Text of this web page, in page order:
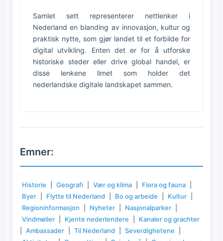
Samlet sett representerer nettlenker i
Nederland en blanding av innovasjon, kultur og
praktisk nytte, som gjør landet til et forbilde for
digital utvikling. Enten det er for å utforske
historiske steder eller drive global handel, er
disse lenkene limet som holder det
nederlandske digitale landskapet sammen.
Emner:
Historie Geografi Vær og klima Flora og fauna
Byer
Flytte til Nederland Bo og arbeide Kultur
Regioninformasjon
Nyheter Nasjonalparker
Vindmøller
Kjente nederlendere
Kanaler og grachter
Ambassader Til Nederland Severdighetene